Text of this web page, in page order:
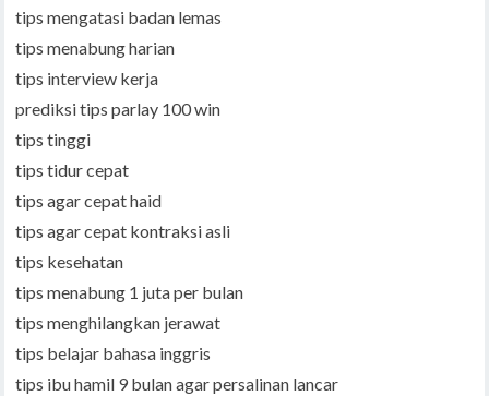
tips mengatasi badan lemas
tips menabung harian
tips interview kerja
prediksi tips parlay 100 win
tips tinggi
tips tidur cepat
tips agar cepat haid
tips agar cepat kontraksi asli
tips kesehatan
tips menabung 1 juta per bulan
tips menghilangkan jerawat
tips belajar bahasa inggris
tips ibu hamil 9 bulan agar persalinan lancar